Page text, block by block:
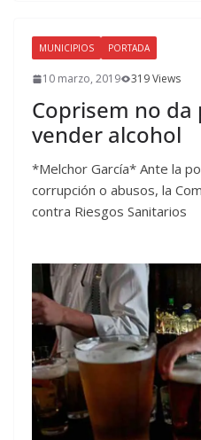
MUNICIPIOS PORTADA
10 marzo, 2019 319 Views
Coprisem no
vender alcohol
*Melchor García* Ante la
corrupción o abusos, la
contra Riesgos Sanitarios